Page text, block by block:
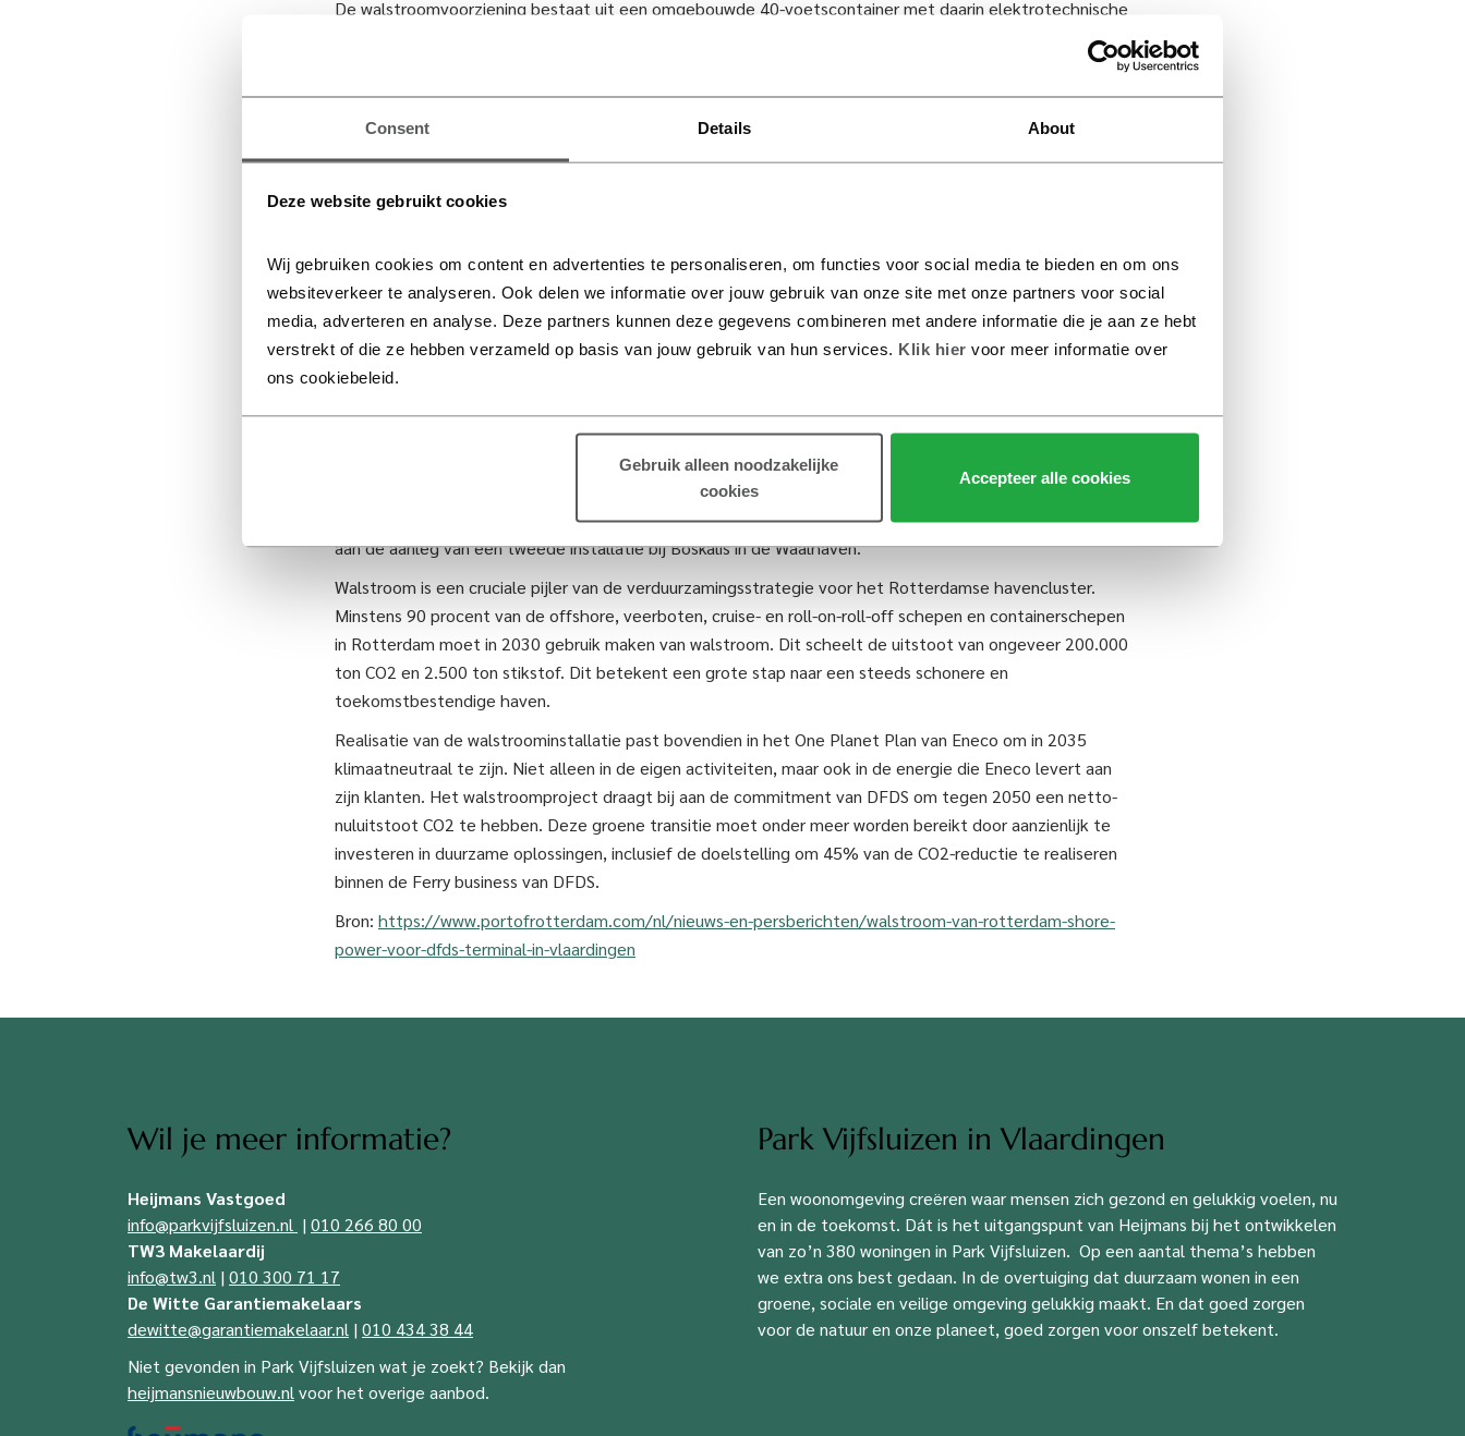
Consent Details About
Deze website gebruikt cookies
Wij gebruiken cookies om content en advertenties te personaliseren, om functies voor social media te bieden en om ons
websiteverkeer te analyseren. Ook delen we informatie over jouw gebruik van onze site met onze partners voor social
media, adverteren en analyse. Deze partners kunnen deze gegevens combineren met andere informatie die je aan ze hebt
verstrekt of die ze hebben verzameld op basis van jouw gebruik van hun services. Klik hier voor meer informatie over
ons cookiebeleid.
Gebruik alleen noodzakelijke
cookies
Accepteer alle cookies
De walstroomvoorziening bestaat uit een omgebouwde 40-voetscontainer met daarin elektrotechnische
apparatuur die stroom van het openbare elektriciteitsnet geschikt maakt voor gebruik aan boord van de
schepen. Daarnaast is er het kabelmanagementsysteem die de elektriciteit met een kabel en een plug
fysiek van de kade aan boord van het schip brengt. Vanaf het schip zal met een afstandsbediening de
kraan op de kade worden bediend zodat de kabel aan boord kan worden genomen en nadien gekoppeld
huishoudens) en levert naar verwachting 3,5 GWh per jaar aan elektriciteit. De geschatte CO2-reductie
aan de luchtkwaliteit door vermindering van fijnstof- en stikstofuitstoot en vermindert het
geluidsoverlast.
Verduurzaming Rotterdamse havencluster
Havenbedrijf Rotterdam en Eneco willen het gebruik van walstroom in de Rotterdamse haven stimuleren
en hebben daartoe hun dochter Rotterdam Shore Power opgericht. Begin 2022 werd de in gebruik name
aangekondigd van de grootste walstroominstallatie van Europa: de installatie voor de offshore-schepen
van Heerema Marine Contractors op de Landtong Rozenburg. Momenteel werkt Rotterdam Shore Power
aan de aanleg van een tweede installatie bij Boskalis in de Waalhaven.
Walstroom is een cruciale pijler van de verduurzamingsstrategie voor het Rotterdamse havencluster.
Minstens 90 procent van de offshore, veerboten, cruise- en roll-on-roll-off schepen en containerschepen
in Rotterdam moet in 2030 gebruik maken van walstroom. Dit scheelt de uitstoot van ongeveer 200.000
ton CO2 en 2.500 ton stikstof. Dit betekent een grote stap naar een steeds schonere en
toekomstbestendige haven.
Realisatie van de walstroominstallatie past bovendien in het One Planet Plan van Eneco om in 2035
klimaatneutraal te zijn. Niet alleen in de eigen activiteiten, maar ook in de energie die Eneco levert aan
zijn klanten. Het walstroomproject draagt bij aan de commitment van DFDS om tegen 2050 een netto-
nuluitstoot CO2 te hebben. Deze groene transitie moet onder meer worden bereikt door aanzienlijk te
investeren in duurzame oplossingen, inclusief de doelstelling om 45% van de CO2-reductie te realiseren
binnen de Ferry business van DFDS.
Bron: https://www.portofrotterdam.com/nl/nieuws-en-persberichten/walstroom-van-rotterdam-shore-
power-voor-dfds-terminal-in-vlaardingen
Wil je meer informatie?
Heijmans Vastgoed
info@parkvijfsluizen.nl | 010 266 80 00
TW3 Makelaardij
info@tw3.nl | 010 300 71 17
De Witte Garantiemakelaars
dewitte@garantiemakelaar.nl | 010 434 38 44
Niet gevonden in Park Vijfsluizen wat je zoekt? Bekijk dan
heijmansnieuwbouw.nl voor het overige aanbod.
Park Vijfsluizen in Vlaardingen
Een woonomgeving creëren waar mensen zich gezond en gelukkig voelen, nu
en in de toekomst. Dát is het uitgangspunt van Heijmans bij het ontwikkelen
van zo’n 380 woningen in Park Vijfsluizen. Op een aantal thema’s hebben
we extra ons best gedaan. In de overtuiging dat duurzaam wonen in een
groene, sociale en veilige omgeving gelukkig maakt. En dat goed zorgen
voor de natuur en onze planeet, goed zorgen voor onszelf betekent.